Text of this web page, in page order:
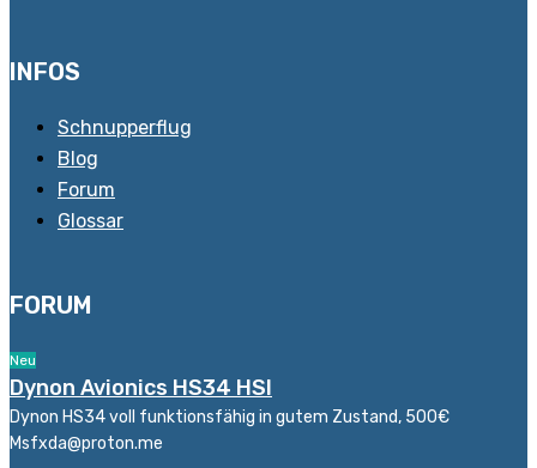
INFOS
Schnupperflug
Blog
Forum
Glossar
FORUM
Neu
Dynon Avionics HS34 HSI
Dynon HS34 voll funktionsfähig in gutem Zustand, 500€
Msfxda@proton.me